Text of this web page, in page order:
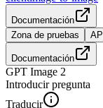
Documentación
Zona de pruebas
API
Documentación
GPT Image 2
Introducir pregunta
Traducir